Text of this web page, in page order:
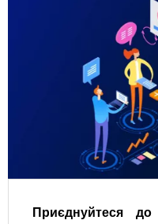
Приєднуйтеся